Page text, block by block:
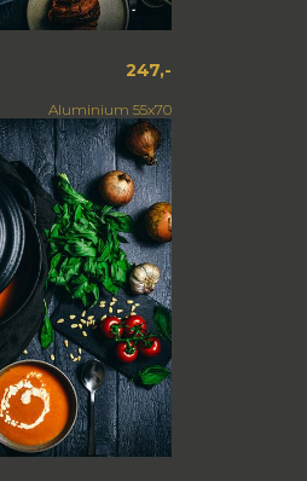
247,-
Aluminium 55x70